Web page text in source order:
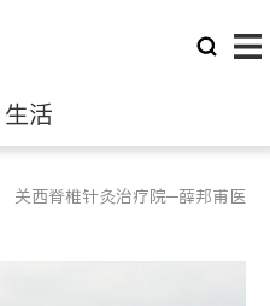
生活
律师
关西脊椎针灸治疗院─薛邦甫医